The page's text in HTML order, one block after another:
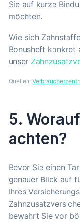
Sie auf kurze
möchten.
Wie sich
Bonusheft konkret
unser
Quellen:
5.
achten?
Bevor Sie einen
genauer Blick auf
Ihres
bewahrt Sie vor